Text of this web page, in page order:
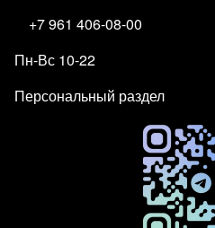
+7 961 406-08-00
Пн-Вс 10-22
Персональный раздел